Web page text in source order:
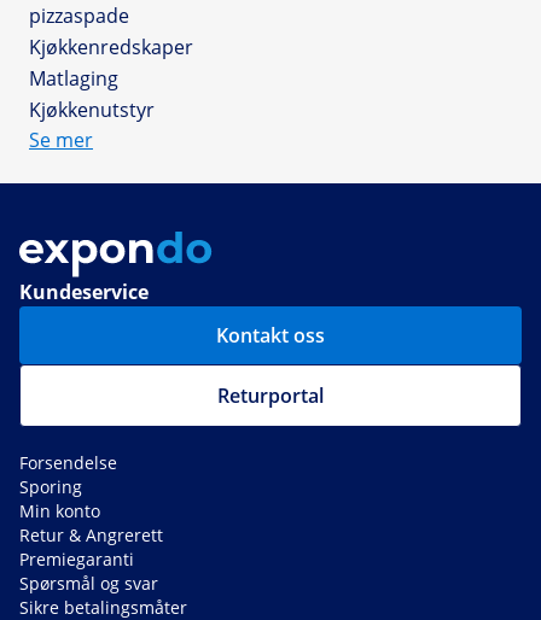
pizzaspade
Kjøkkenredskaper
Matlaging
Kjøkkenutstyr
Se mer
Kundeservice
Kontakt oss
Returportal
Forsendelse
Sporing
Min konto
Retur & Angrerett
Premiegaranti
Spørsmål og svar
Sikre betalingsmåter